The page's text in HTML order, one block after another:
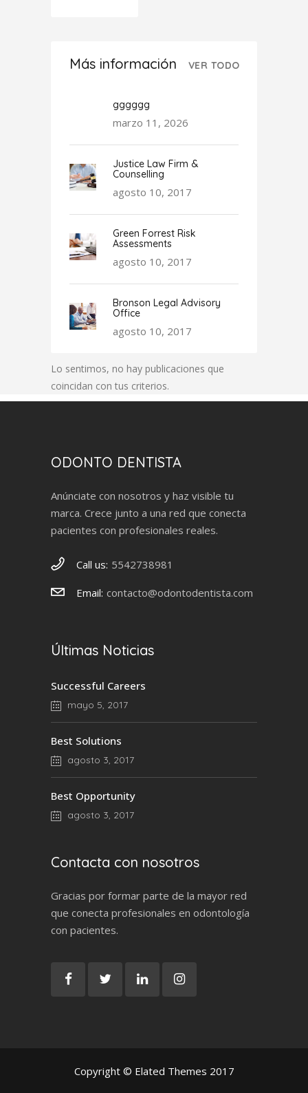
Más información VER TODO
gggggg
marzo 11, 2026
Justice Law Firm &
Counselling
agosto 10, 2017
Green Forrest Risk
Assessments
agosto 10, 2017
Bronson Legal Advisory
Office
agosto 10, 2017
Lo sentimos, no hay publicaciones que
coincidan con tus criterios.
ODONTO DENTISTA
Anúnciate con nosotros y haz visible tu
marca. Crece junto a una red que conecta
pacientes con profesionales reales.
Call us: 5542738981
Email: contacto@odontodentista.com
Últimas Noticias
Successful Careers
mayo 5, 2017
Best Solutions
agosto 3, 2017
Best Opportunity
agosto 3, 2017
Contacta con nosotros
Gracias por formar parte de la mayor red
que conecta profesionales en odontología
con pacientes.
Copyright © Elated Themes 2017